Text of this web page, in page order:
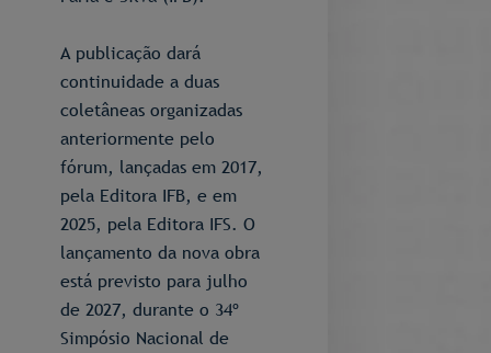
A publicação dará
continuidade a duas
coletâneas organizadas
anteriormente pelo
fórum, lançadas em 2017,
pela Editora IFB, e em
2025, pela Editora IFS. O
lançamento da nova obra
está previsto para julho
de 2027, durante o 34º
Simpósio Nacional de